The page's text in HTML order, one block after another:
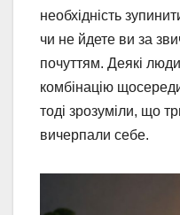
необхідність
чи не йдете ви за
почуттям. Деякі
комбінацію
тоді зрозуміли, що
вичерпали себе.